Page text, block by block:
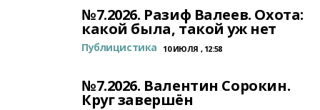
№7.2026. Разиф Валеев. Охота:
какой была, такой уж нет
Публицистика 10 ИЮЛЯ , 12:58
№7.2026. Валентин Сорокин.
Круг завершён